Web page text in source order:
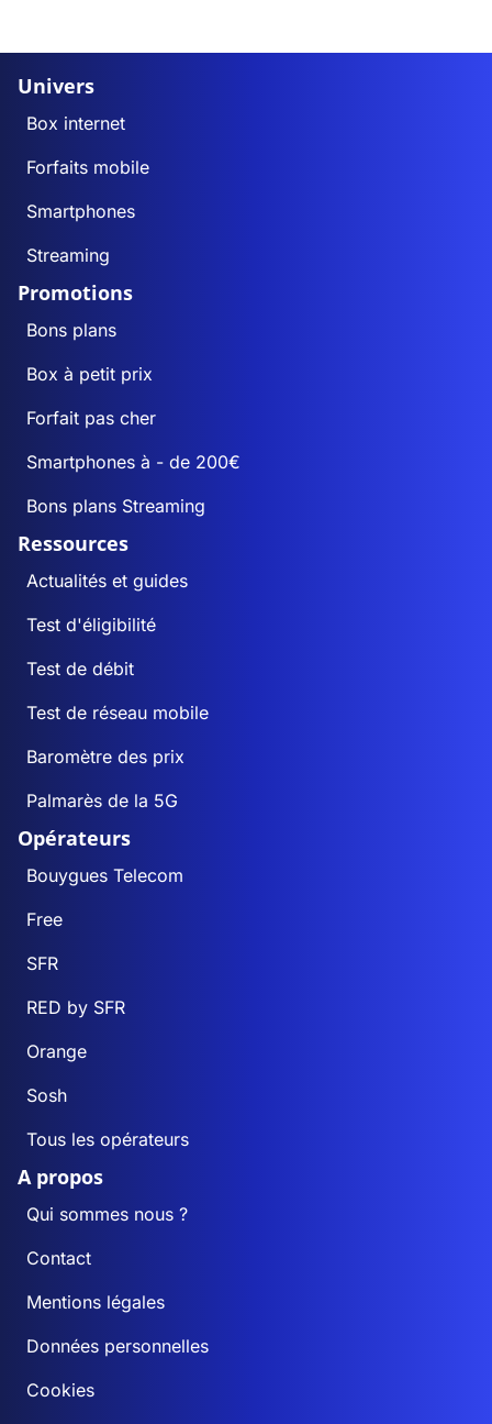
Univers
Box internet
Forfaits mobile
Smartphones
Streaming
Promotions
Bons plans
Box à petit prix
Forfait pas cher
Smartphones à - de 200€
Bons plans Streaming
Ressources
Actualités et guides
Test d'éligibilité
Test de débit
Test de réseau mobile
Baromètre des prix
Palmarès de la 5G
Opérateurs
Bouygues Telecom
Free
SFR
RED by SFR
Orange
Sosh
Tous les opérateurs
A propos
Qui sommes nous ?
Contact
Mentions légales
Données personnelles
Cookies